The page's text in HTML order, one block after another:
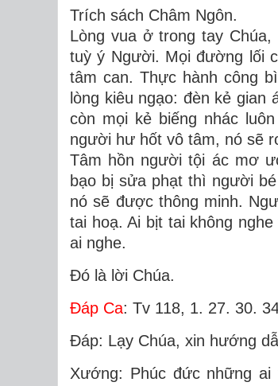
Trích sách Châm Ngôn.
Lòng vua ở trong tay
tuỳ ý Người. Mọi đường lối
tâm can. Thực hành công
lòng kiêu ngạo: đèn kẻ
còn mọi kẻ biếng nhác
người hư hốt vô tâm, nó sẽ
Tâm hồn người tội ác mơ
bạo bị sửa phạt thì người
nó sẽ được thông minh.
tai hoạ. Ai bịt tai không
ai nghe.
Ðó là lời Chúa.
Ðáp Ca: Tv 118, 1. 27. 30.
Ðáp: Lạy Chúa, xin hướng
Xướng: Phúc đức những